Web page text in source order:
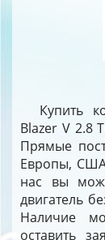
Купить
Blazer V 2.8
Прямые
Европы,
нас вы
двигатель
Наличие
оставить